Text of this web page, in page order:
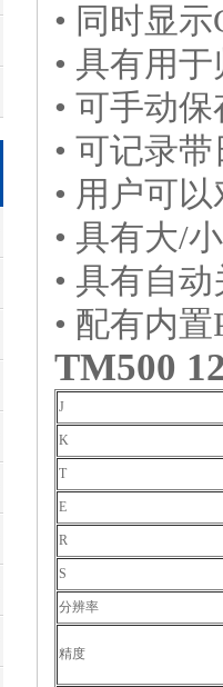
• 同时显
• 具有用
• 可手动
• 可记录
• 用户可
• 具有大/
• 具有自
• 配有内
TM500
J
K
T
E
R
S
分辨率
精度